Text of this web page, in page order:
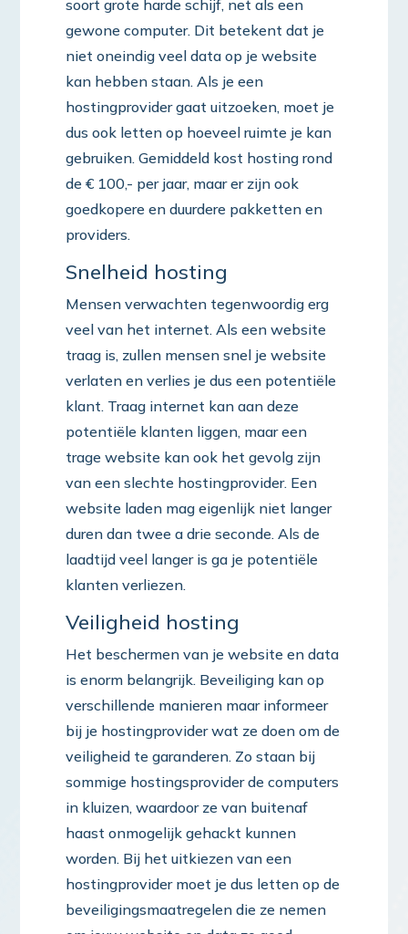
soort grote harde schijf, net als een
gewone computer. Dit betekent dat je
niet oneindig veel data op je website
kan hebben staan. Als je een
hostingprovider gaat uitzoeken, moet je
dus ook letten op hoeveel ruimte je kan
gebruiken. Gemiddeld kost hosting rond
de € 100,- per jaar, maar er zijn ook
goedkopere en duurdere pakketten en
providers.
Snelheid hosting
Mensen verwachten tegenwoordig erg
veel van het internet. Als een website
traag is, zullen mensen snel je website
verlaten en verlies je dus een potentiële
klant. Traag internet kan aan deze
potentiële klanten liggen, maar een
trage website kan ook het gevolg zijn
van een slechte hostingprovider. Een
website laden mag eigenlijk niet langer
duren dan twee a drie seconde. Als de
laadtijd veel langer is ga je potentiële
klanten verliezen.
Veiligheid hosting
Het beschermen van je website en data
is enorm belangrijk. Beveiliging kan op
verschillende manieren maar informeer
bij je hostingprovider wat ze doen om de
veiligheid te garanderen. Zo staan bij
sommige hostingsprovider de computers
in kluizen, waardoor ze van buitenaf
haast onmogelijk gehackt kunnen
worden. Bij het uitkiezen van een
hostingprovider moet je dus letten op de
beveiligingsmaatregelen die ze nemen